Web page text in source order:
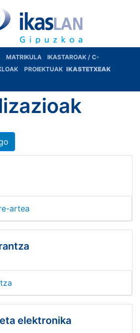
MATRIKULA
IKASTAROAK / C-
PROIEKTUAK IKASTETXEAK
artea
elektronika